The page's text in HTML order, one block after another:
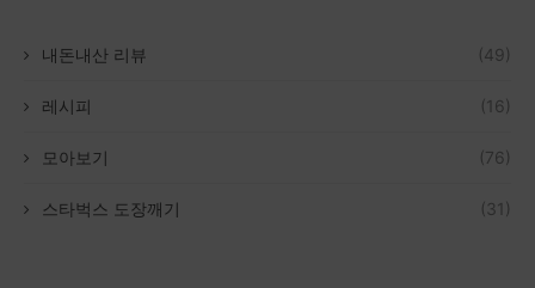
내돈내산 리뷰 (49)
레시피 (16)
모아보기 (76)
스타벅스 도장깨기 (31)